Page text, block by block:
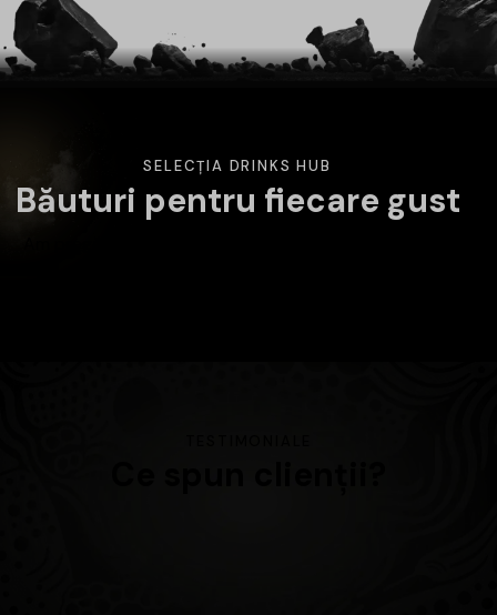
SELECȚIA DRINKS HUB
Băuturi pentru fiecare gust